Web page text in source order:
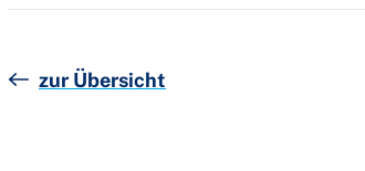
zur Übersicht